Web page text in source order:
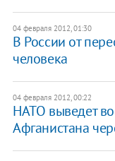
04 февраля 2012, 01:30
В России от
человека
04 февраля 2012, 00:22
НАТО выведет
Афганистана